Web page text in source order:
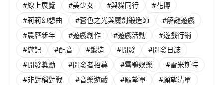
#線上展覽
#美少女 #與貓同行
#花博
#莉莉幻想曲
#蒼色之光與魔劍鍛造師
#解謎遊戲
#農曆新年
#遊戲創作 #遊戲活動
#遊戲行銷
#遊記
#配音 #鍛造 #開發
#開發日誌
#開發獎勵
#開發者招募 #雪鴞娛樂
#雷米斯特
#非對稱對戰
#音樂遊戲 #願望單
#願望清單